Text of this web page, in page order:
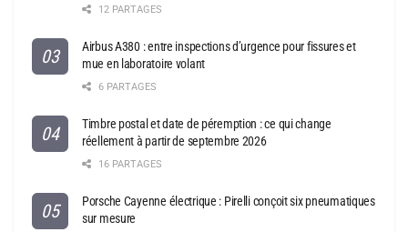
12 PARTAGES
Airbus A380 : entre inspections d’urgence pour fissures et
mue en laboratoire volant
6 PARTAGES
Timbre postal et date de péremption : ce qui change
réellement à partir de septembre 2026
16 PARTAGES
Porsche Cayenne électrique : Pirelli conçoit six pneumatiques
sur mesure